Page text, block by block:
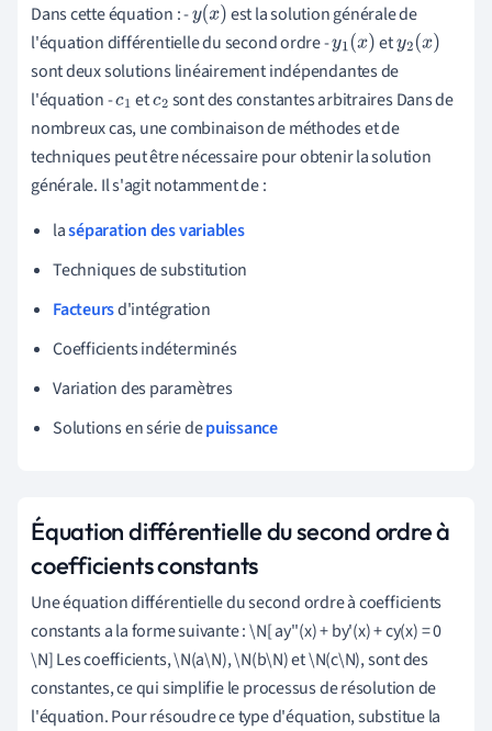
Dans cette équation : -y(x) est la solution générale de
l'équation différentielle du second ordre -y1(x) ety2(x)
sont deux solutions linéairement indépendantes de
l'équation -c1etc2sont des constantes arbitraires Dans de
nombreux cas, une combinaison de méthodes et de
techniques peut être nécessaire pour obtenir la solution
générale. Il s'agit notamment de :
laséparation des variables
Techniques de substitution
Facteursd'intégration
Coefficients indéterminés
Variation des paramètres
Solutions en série depuissance
Équation différentielle du second ordre à
coefficients constants
Une équation différentielle du second ordre à coefficients
constants a la forme suivante : \N[ ay''(x) + by'(x) + cy(x) = 0
\N] Les coefficients, \N(a\N), \N(b\N) et \N(c\N), sont des
constantes, ce qui simplifie le processus de résolution de
l'équation. Pour résoudre ce type d'équation, substitue la